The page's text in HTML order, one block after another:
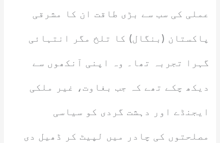
عملی کی سب سے بڑی طاقت ان کا مشرقی
پاکستان (بنگال) کا تلخ مگر انتہائی
گہرا تجربہ تھا۔ وہ اپنی آنکھوں سے
دیکھ چکے تھے کہ جب بغاوت، غیر ملکی
ایجنڈے اور دہشت گردی کو سیاسی
مصلحتوں کی چادر میں لپیٹ کر ڈھیل دی